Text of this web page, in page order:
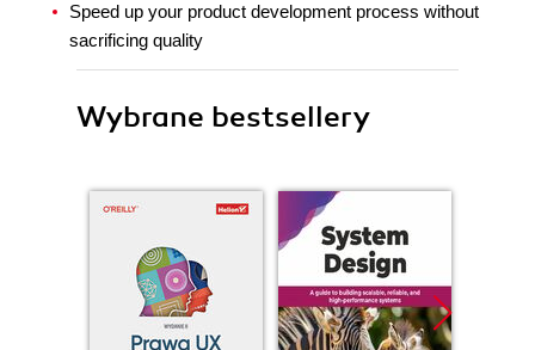
Speed up your product development process without
sacrificing quality
Wybrane bestsellery